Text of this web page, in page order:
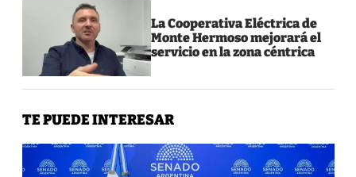
La Cooperativa Eléctrica de
Monte Hermoso mejorará el
servicio en la zona céntrica
TE PUEDE INTERESAR